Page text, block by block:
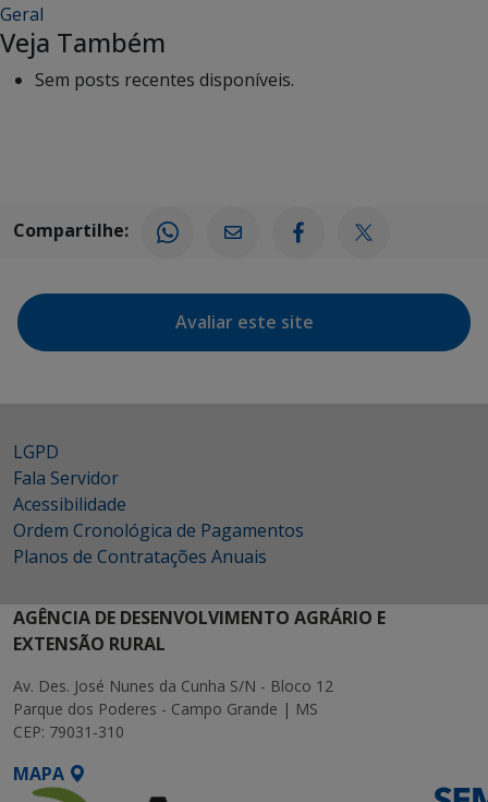
Geral
Veja Também
Sem posts recentes disponíveis.
Compartilhe:
Avaliar este site
LGPD
Fala Servidor
Acessibilidade
Ordem Cronológica de Pagamentos
Planos de Contratações Anuais
AGÊNCIA DE DESENVOLVIMENTO AGRÁRIO E
EXTENSÃO RURAL
Av. Des. José Nunes da Cunha S/N - Bloco 12
Parque dos Poderes - Campo Grande | MS
CEP: 79031-310
MAPA